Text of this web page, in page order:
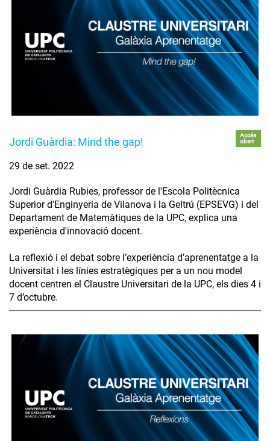
Jordi Guàrdia: Mind the gap!
Accés
obert
29 de set. 2022
Jordi Guàrdia Rubies, professor de l'Escola Politècnica
Superior d'Enginyeria de Vilanova i la Geltrú (EPSEVG) i del
Departament de Matemàtiques de la UPC, explica una
experiència d'innovació docent.
La reflexió i el debat sobre l’experiència d’aprenentatge a la
Universitat i les línies estratègiques per a un nou model
docent centren el Claustre Universitari de la UPC, els dies 4 i
7 d’octubre.